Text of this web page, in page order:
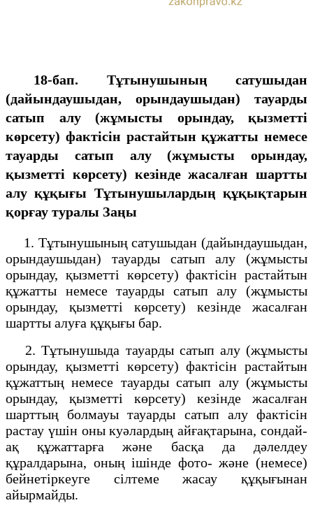
18-бап. Тұтынушының сатушыдан
(дайындаушыдан, орындаушыдан) тауарды
сатып алу (жұмысты орындау, қызметті
көрсету) фактісін растайтын құжатты немесе
тауарды сатып алу (жұмысты орындау,
қызметті көрсету) кезінде жасалған шартты
алу құқығы Тұтынушылардың құқықтарын
қорғау туралы Заңы
1. Тұтынушының сатушыдан (дайындаушыдан,
орындаушыдан) тауарды сатып алу (жұмысты
орындау, қызметті көрсету) фактісін растайтын
құжатты немесе тауарды сатып алу (жұмысты
орындау, қызметті көрсету) кезінде жасалған
шартты алуға құқығы бар.
2. Тұтынушыда тауарды сатып алу (жұмысты
орындау, қызметті көрсету) фактісін растайтын
құжаттың немесе тауарды сатып алу (жұмысты
орындау, қызметті көрсету) кезінде жасалған
шарттың болмауы тауарды сатып алу фактісін
растау үшін оны куәлардың айғақтарына, сондай-
ақ құжаттарға және басқа да дәлелдеу
құралдарына, оның ішінде фото- және (немесе)
бейнетіркеуге сілтеме жасау құқығынан
айырмайды.